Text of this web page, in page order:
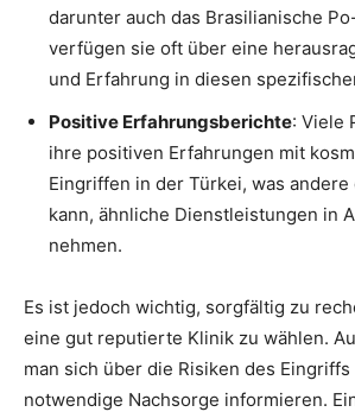
darunter auch das Brasilianische
verfügen sie oft über eine
und Erfahrung in diesen
Positive Erfahrungsberichte: Viele
ihre positiven Erfahrungen mit
Eingriffen in der Türkei, was
kann, ähnliche Dienstleistungen in
nehmen.
Es ist jedoch wichtig, sorgfältig zu
eine gut reputierte Klinik zu wählen.
man sich über die Risiken des Eingriffs
notwendige Nachsorge informieren.